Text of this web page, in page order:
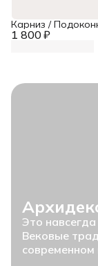
1 800 ₽
Карниз /
Это навсегда
Вековые
современном